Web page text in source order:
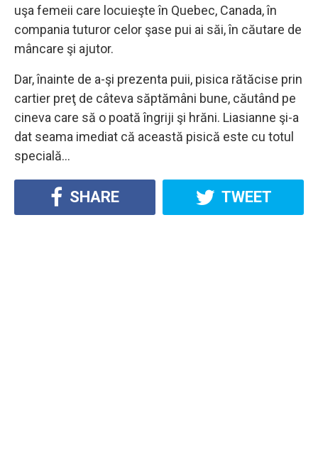
uşa femeii care locuieşte în Quebec, Canada, în
compania tuturor celor şase pui ai săi, în căutare de
mâncare şi ajutor.
Dar, înainte de a-şi prezenta puii, pisica rătăcise prin
cartier preţ de câteva săptămâni bune, căutând pe
cineva care să o poată îngriji şi hrăni. Liasianne şi-a
dat seama imediat că această pisică este cu totul
specială…
SHARE TWEET